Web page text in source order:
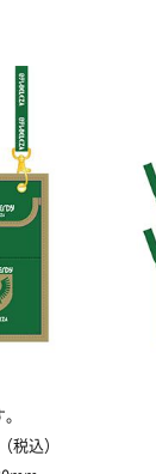
税込）